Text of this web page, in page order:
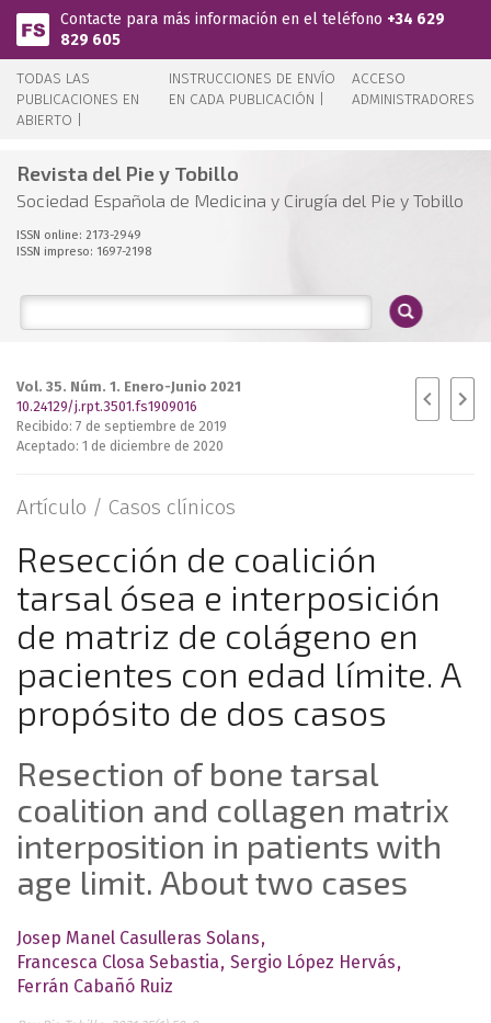
Pasar al contenido principal
Contacte para más información en el teléfono +34 629
829 605
TODAS LAS
PUBLICACIONES EN
ABIERTO |
INSTRUCCIONES DE ENVÍO
EN CADA PUBLICACIÓN |
ACCESO
ADMINISTRADORES
Revista del Pie y Tobillo
Sociedad Española de Medicina y Cirugía del Pie y Tobillo
ISSN online: 2173-2949
ISSN impreso: 1697-2198
Vol. 35. Núm. 1. Enero-Junio 2021
10.24129/j.rpt.3501.fs1909016
Recibido: 7 de septiembre de 2019
Aceptado: 1 de diciembre de 2020
Artículo / Casos clínicos
Resección de coalición
tarsal ósea e interposición
de matriz de colágeno en
pacientes con edad límite. A
propósito de dos casos
Resection of bone tarsal
coalition and collagen matrix
interposition in patients with
age limit. About two cases
Josep Manel Casulleras Solans
Francesca Closa Sebastia Sergio López Hervás
Ferrán Cabañó Ruiz